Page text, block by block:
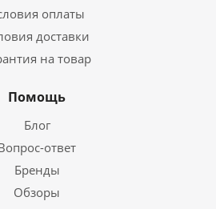
оплаты
доставки
на товар
Помощь
Блог
ответ
Бренды
Обзоры